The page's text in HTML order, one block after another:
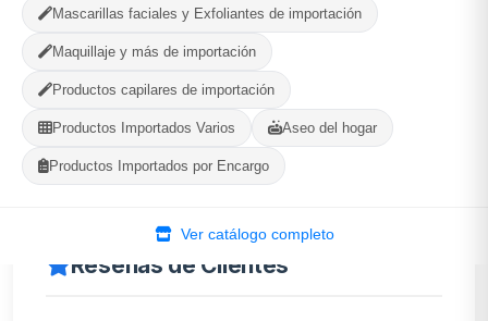
Mascarillas faciales y Exfoliantes de importación
Maquillaje y más de importación
Productos capilares de importación
Productos Importados Varios Aseo del hogar
Productos Importados por Encargo
Ver catálogo completo
Elimina suciedad difícil y residuos acumulados.
Reseñas de Clientes